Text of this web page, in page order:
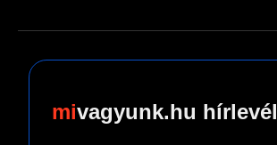
vagyunk.hu hírlevél